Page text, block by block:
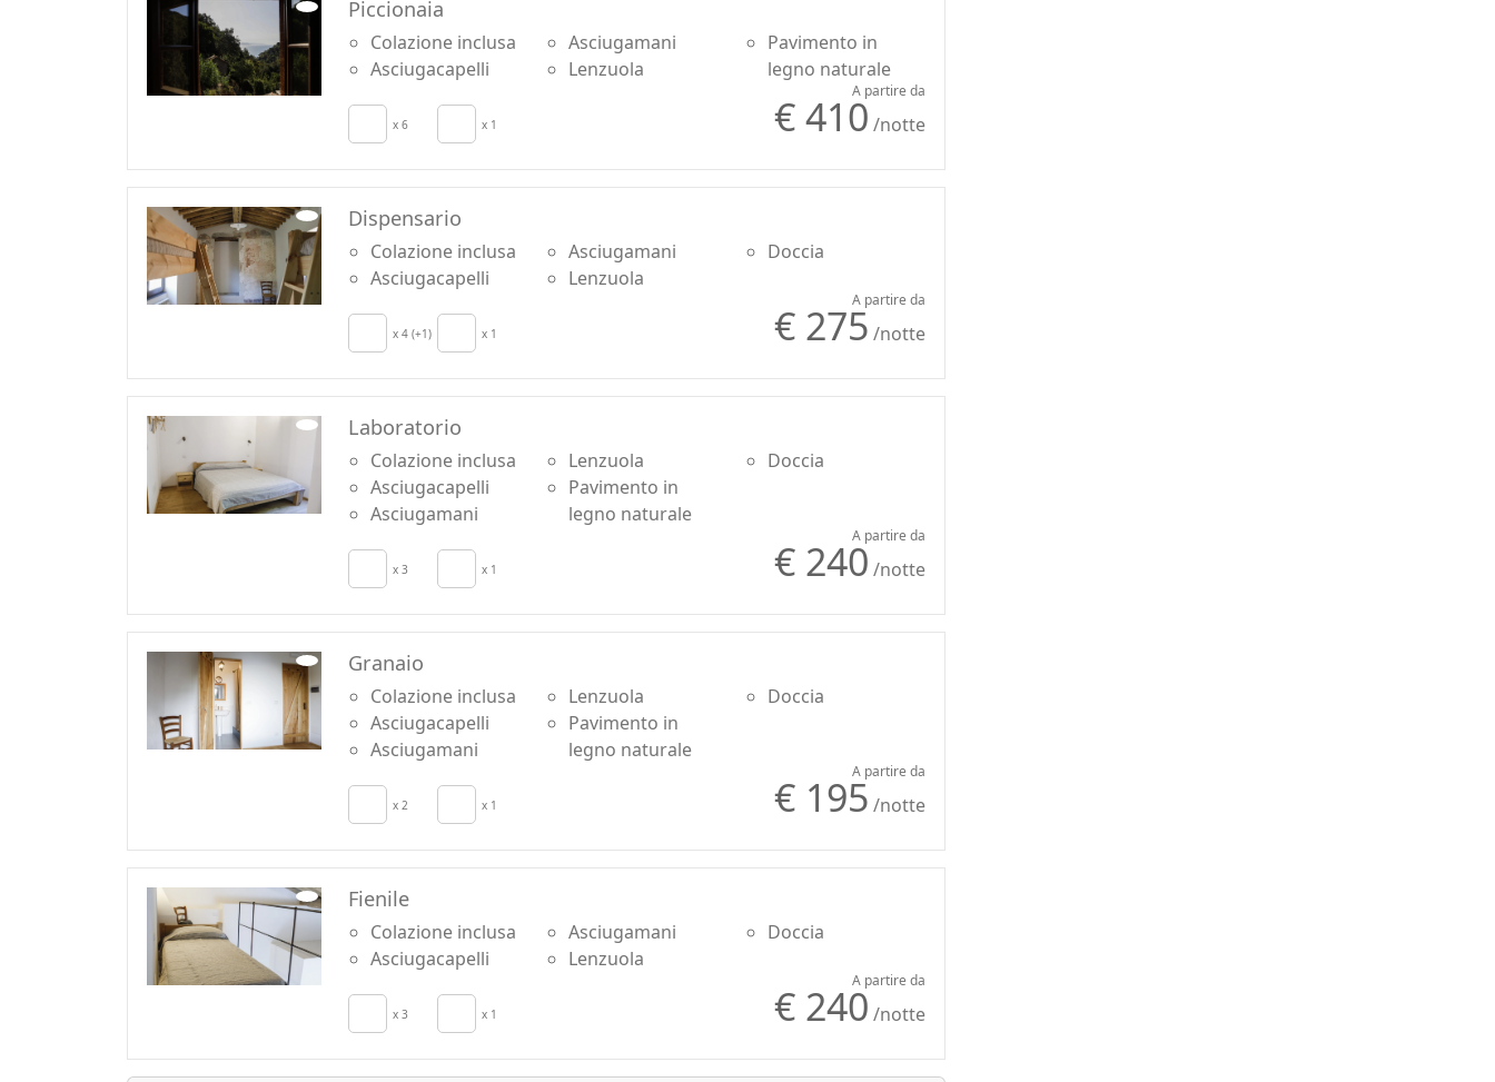
Piccionaia
Colazione inclusa
Asciugacapelli
Asciugamani
Lenzuola
Pavimento in
legno naturale
x 6 x 1
A partire da
€ 410 /notte
Dispensario
Colazione inclusa
Asciugacapelli
Asciugamani
Lenzuola
Doccia
x 4 (+1) x 1
A partire da
€ 275 /notte
Laboratorio
Colazione inclusa
Asciugacapelli
Asciugamani
Lenzuola
Pavimento in
legno naturale
Doccia
x 3 x 1
A partire da
€ 240 /notte
Granaio
Colazione inclusa
Asciugacapelli
Asciugamani
Lenzuola
Pavimento in
legno naturale
Doccia
x 2 x 1
A partire da
€ 195 /notte
Fienile
Colazione inclusa
Asciugacapelli
Asciugamani
Lenzuola
Doccia
x 3 x 1
A partire da
€ 240 /notte